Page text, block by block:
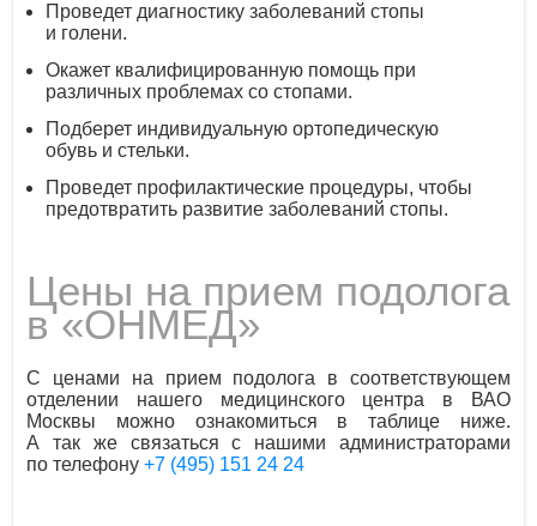
Проведет диагностику заболеваний стопы
и голени.
Окажет квалифицированную помощь при
различных проблемах со стопами.
Подберет индивидуальную ортопедическую
обувь и стельки.
Проведет профилактические процедуры, чтобы
предотвратить развитие заболеваний стопы.
Цены на прием подолога
в «ОНМЕД»
С ценами на прием подолога в соответствующем
отделении нашего медицинского центра в ВАО
Москвы можно ознакомиться в таблице ниже.
А так же связаться с нашими администраторами
по телефону+7 (495) 151 24 24